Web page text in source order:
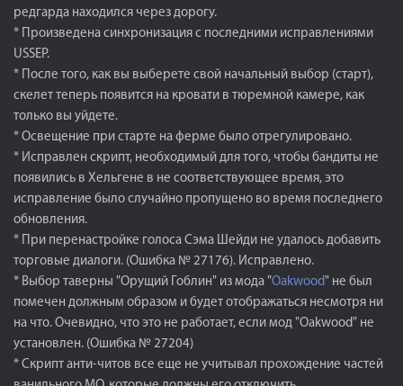
редгарда находился через дорогу.
* Произведена синхронизация с последними исправлениями
USSEP.
* После того, как вы выберете свой начальный выбор (старт),
скелет теперь появится на кровати в тюремной камере, как
только вы уйдете.
* Освещение при старте на ферме было отрегулировано.
* Исправлен скрипт, необходимый для того, чтобы бандиты не
появились в Хельгене в не соответствующее время, это
исправление было случайно пропущено во время последнего
обновления.
* При перенастройке голоса Сэма Шейди не удалось добавить
торговые диалоги. (Ошибка № 27176). Исправлено.
* Выбор таверны "Орущий Гоблин" из мода "Oakwood" не был
помечен должным образом и будет отображаться несмотря ни
на что. Очевидно, что это не работает, если мод "Oakwood" не
установлен. (Ошибка № 27204)
* Скрипт анти-читов все еще не учитывал прохождение частей